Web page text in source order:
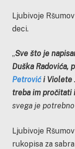
Ljubivoje
deci.
„Sve što je
Duška Radovića,
Petrovići Violete
treba im pročitati
svega je
Ljubivoje
rukopisa za